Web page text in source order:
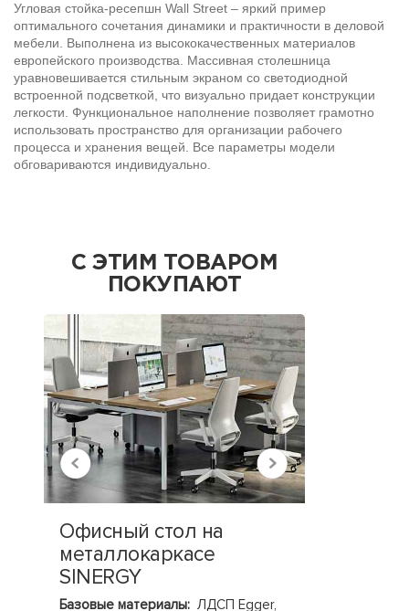
Угловая стойка-ресепшн Wall Street – яркий пример
оптимального сочетания динамики и практичности в деловой
мебели. Выполнена из высококачественных материалов
европейского производства. Массивная столешница
уравновешивается стильным экраном со светодиодной
встроенной подсветкой, что визуально придает конструкции
легкости. Функциональное наполнение позволяет грамотно
использовать пространство для организации рабочего
процесса и хранения вещей. Все параметры модели
обговариваются индивидуально.
С ЭТИМ ТОВАРОМ
ПОКУПАЮТ
Офисный стол на
металлокаркасе
SINERGY
Базовые материалы: ЛДСП Egger,